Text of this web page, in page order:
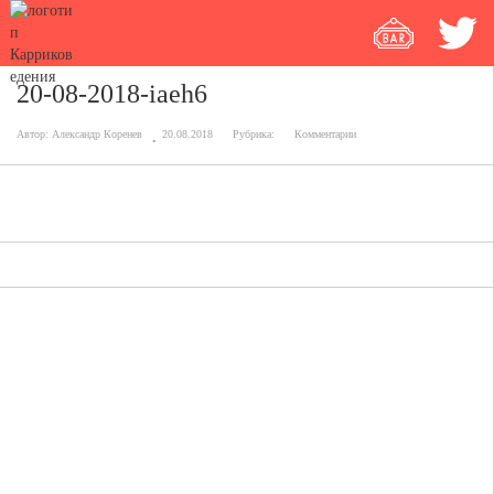
20-08-2018-iaeh6
Автор: Александр Коренев 20.08.2018 Рубрика: Комментарии